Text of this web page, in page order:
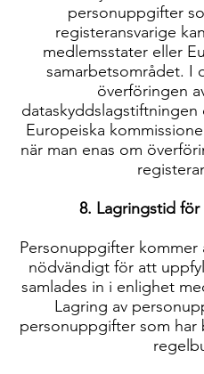
personuppgifter
registeransvarige
medlemsstater eller
samarbetsområdet. I
överföringen
Europeiska
när man enas om
8. Lagringstid
Personuppgifter kommer
nödvändigt för att
samlades in i enlighet
Lagring av
personuppgifter som har